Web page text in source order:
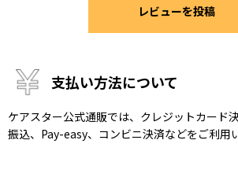
レビューを投稿
支払い方法について
ケアスター公式通販では、クレジットカード
振込、Pay-easy、コンビニ決済などをご利用